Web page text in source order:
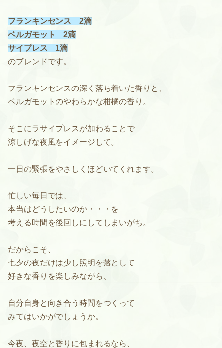
フランキンセンス 2滴
ベルガモット 2滴
サイプレス 1滴
のブレンドです。
フランキンセンスの深く落ち着いた香りと、
ベルガモットのやわらかな柑橘の香り。
そこにラサイプレスが加わることで
涼しげな夜風をイメージして。
一日の緊張をやさしくほどいてくれます。
忙しい毎日では、
本当はどうしたいのか・・・を
考える時間を後回しにしてしまいがち。
だからこそ、
七夕の夜だけは少し照明を落として
好きな香りを楽しみながら、
自分自身と向き合う時間をつくって
みてはいかがでしょうか。
今夜、夜空と香りに包まれるなら、